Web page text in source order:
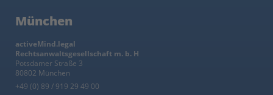
München
activeMind.legal
Rechtsanwaltsgesellschaft m. b. H
Potsdamer Straße 3
80802 München
+49 (0) 89 / 919 29 49 00